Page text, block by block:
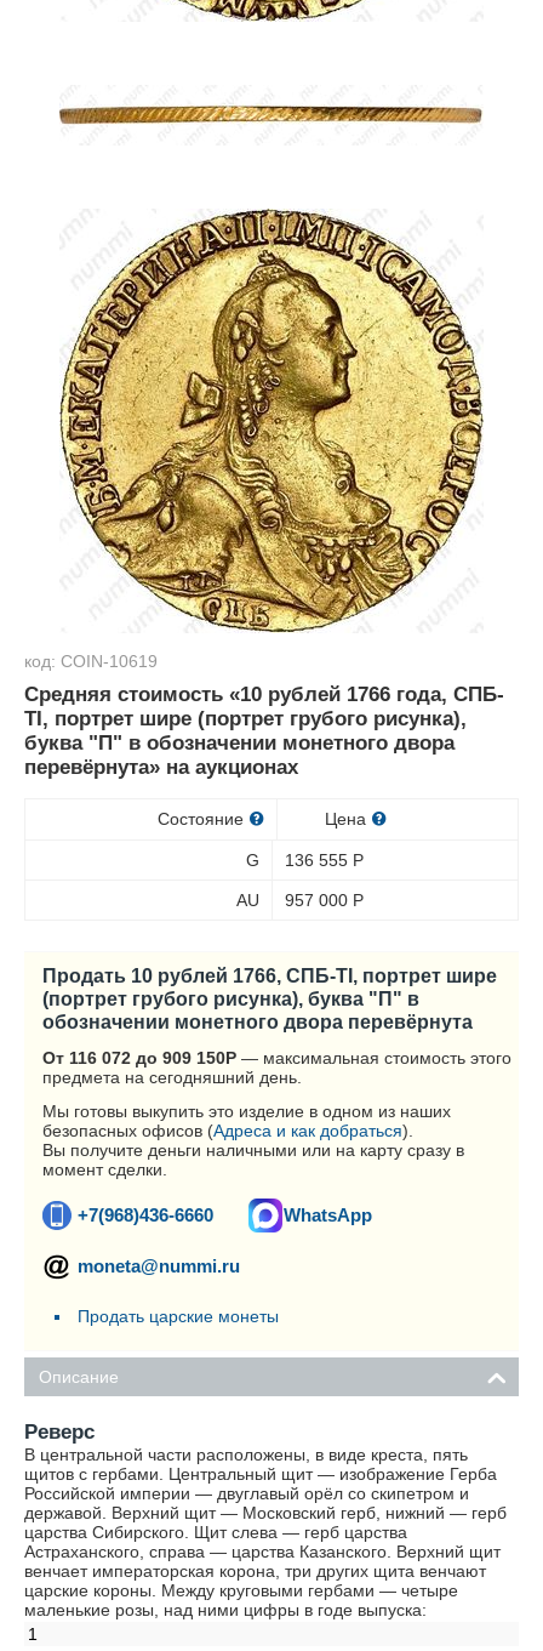
код: COIN-10619
Средняя стоимость «10 рублей 1766 года, СПБ-
TI, портрет шире (портрет грубого рисунка),
буква "П" в обозначении монетного двора
перевёрнута» на аукционах
Состояние Цена
G 136 555 Р
AU 957 000 Р
Продать 10 рублей 1766, СПБ-TI, портрет шире
(портрет грубого рисунка), буква "П" в
обозначении монетного двора перевёрнута
От 116 072 до 909 150Р — максимальная стоимость этого
предмета на сегодняшний день.
Мы готовы выкупить это изделие в одном из наших
безопасных офисов (Адреса и как добраться).
Вы получите деньги наличными или на карту сразу в
момент сделки.
+7(968)436-6660 WhatsApp
moneta@nummi.ru
Продать царские монеты
Описание
Реверс
В центральной части расположены, в виде креста, пять
щитов с гербами. Центральный щит — изображение Герба
Российской империи — двуглавый орёл со скипетром и
державой. Верхний щит — Московский герб, нижний — герб
царства Сибирского. Щит слева — герб царства
Астраханского, справа — царства Казанского. Верхний щит
венчает императорская корона, три других щита венчают
царские короны. Между круговыми гербами — четыре
маленькие розы, над ними цифры в годе выпуска:
1